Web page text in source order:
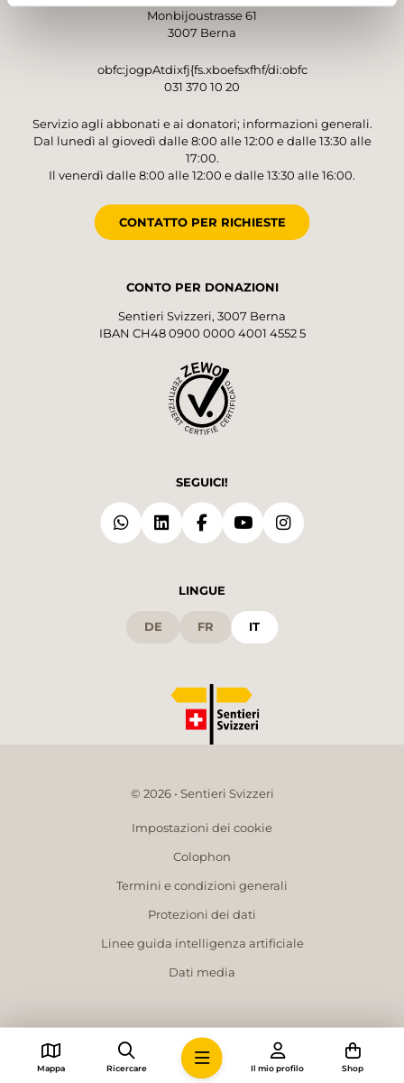
Monbijoustrasse 61
3007 Berna
obfc:jogpAtdixfj{fs.xboefsxfhf/di:obfc
031 370 10 20
Servizio agli abbonati e ai donatori; informazioni generali.
Dal lunedì al giovedì dalle 8:00 alle 12:00 e dalle 13:30 alle
17:00.
Il venerdì dalle 8:00 alle 12:00 e dalle 13:30 alle 16:00.
CONTATTO PER RICHIESTE
CONTO PER DONAZIONI
Sentieri Svizzeri, 3007 Berna
IBAN CH48 0900 0000 4001 4552 5
SEGUICI!
LINGUE
DE FR IT
© 2026 • Sentieri Svizzeri
Impostazioni dei cookie
Colophon
Termini e condizioni generali
Protezioni dei dati
Linee guida intelligenza artificiale
Dati media
Mappa Ricercare Il mio profilo Shop